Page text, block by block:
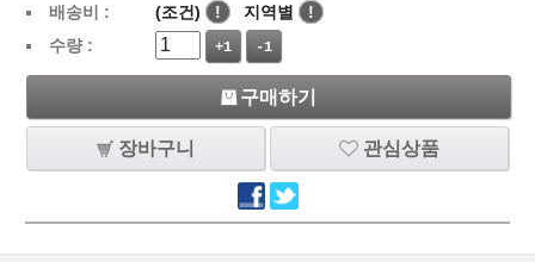
배송비 :
(조건) ! 지역별
!
수량 :
+1 -1
구매하기
장바구니 관심상품